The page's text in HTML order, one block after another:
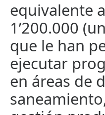
equivalente
1’200.000
que le han
ejecutar
en áreas de